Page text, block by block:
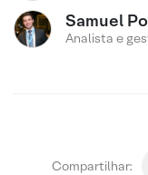
Samuel
Analista e
Compartilhar: